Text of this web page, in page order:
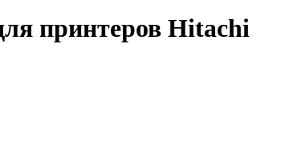
принтеров Hitachi